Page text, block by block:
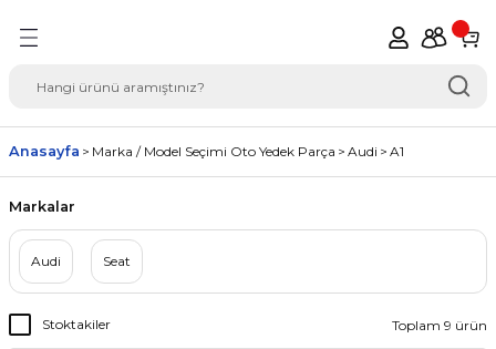
Seçimi Oto Yedek
Anasayfa Marka / Model Seçimi Oto Yedek Parça Audi A1
Markalar
Audi Seat
Stoktakiler Toplam 9 ürün